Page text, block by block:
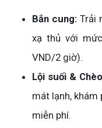
Bắn cung:Trải
xạ thủ với
VND/2 giờ).
Lội suối &
mát lạnh, khám
miễn phí.